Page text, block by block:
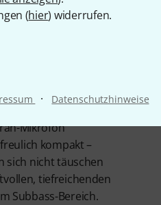
(hier) widerrufen.
· Datenschutzhinweise
typische, etwas
und die Attack
Mikrofon
kompakt –
sich nicht täuschen
tiefreichenden
Subbass-Bereich.